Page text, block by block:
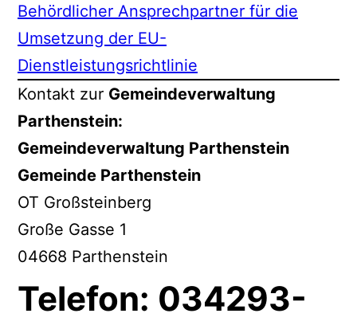
Behördlicher Ansprechpartner für die
Umsetzung der EU-
Dienstleistungsrichtlinie
Kontakt zur Gemeindeverwaltung
Parthenstein:
Gemeindeverwaltung Parthenstein
Gemeinde Parthenstein
OT Großsteinberg
Große Gasse 1
04668 Parthenstein
Telefon: 034293-